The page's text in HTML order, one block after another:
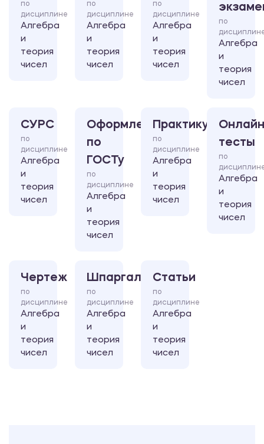
по
дисциплине
Алгебра
и
теория
чисел
по
дисциплине
Алгебра
и
теория
чисел
по
дисциплине
Алгебра
и
теория
чисел
по
Алгебра
и
теория
чисел
СУРС
по
дисциплине
Алгебра
и
теория
чисел
Оформление
по
ГОСТу
по
дисциплине
Алгебра
и
теория
чисел
Практикум
по
дисциплине
Алгебра
и
теория
чисел
тесты
по
Алгебра
и
теория
чисел
Чертеж
по
дисциплине
Алгебра
и
теория
чисел
Шпаргалка
по
дисциплине
Алгебра
и
теория
чисел
Статьи
по
дисциплине
Алгебра
и
теория
чисел